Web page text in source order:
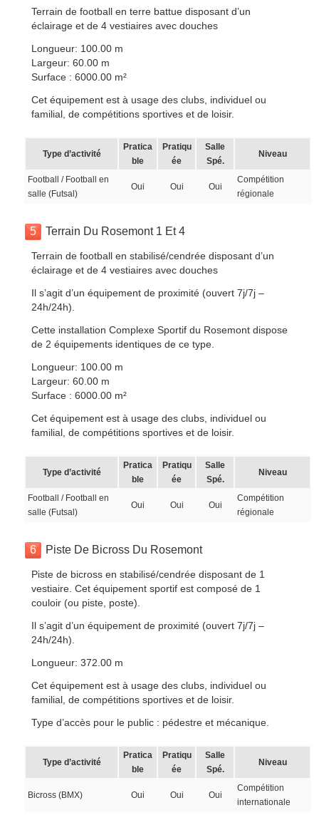
Terrain de football en terre battue disposant d’un
éclairage et de 4 vestiaires avec douches
Longueur: 100.00 m
Largeur: 60.00 m
Surface : 6000.00 m²
Cet équipement est à usage des clubs, individuel ou
familial, de compétitions sportives et de loisir.
Type d’activité
Pratica
ble
Pratiqu
ée
Salle
Spé.
Niveau
Football / Football en
salle (Futsal)
Oui Oui Oui
Compétition
régionale
5 Terrain Du Rosemont 1 Et 4
Terrain de football en stabilisé/cendrée disposant d’un
éclairage et de 4 vestiaires avec douches
Il s’agit d’un équipement de proximité (ouvert 7j/7j –
24h/24h).
Cette installation Complexe Sportif du Rosemont dispose
de 2 équipements identiques de ce type.
Longueur: 100.00 m
Largeur: 60.00 m
Surface : 6000.00 m²
Cet équipement est à usage des clubs, individuel ou
familial, de compétitions sportives et de loisir.
Type d’activité
Pratica
ble
Pratiqu
ée
Salle
Spé.
Niveau
Football / Football en
salle (Futsal)
Oui Oui Oui
Compétition
régionale
6 Piste De Bicross Du Rosemont
Piste de bicross en stabilisé/cendrée disposant de 1
vestiaire. Cet équipement sportif est composé de 1
couloir (ou piste, poste).
Il s’agit d’un équipement de proximité (ouvert 7j/7j –
24h/24h).
Longueur: 372.00 m
Cet équipement est à usage des clubs, individuel ou
familial, de compétitions sportives et de loisir.
Type d’accès pour le public : pédestre et mécanique.
Type d’activité
Pratica
ble
Pratiqu
ée
Salle
Spé.
Niveau
Bicross (BMX) Oui Oui Oui
Compétition
internationale